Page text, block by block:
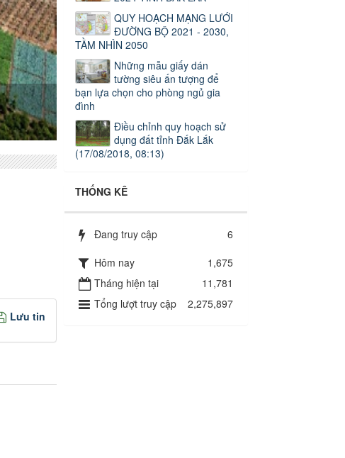
Lưu tin
QUY HOẠCH MẠNG LƯỚI
ĐƯỜNG BỘ 2021 - 2030,
TẦM NHÌN 2050
Những mẫu giấy dán
tường siêu ấn tượng để
bạn lựa chọn cho phòng ngủ gia
đình
Điều chỉnh quy hoạch sử
dụng đất tỉnh Đắk Lắk
(17/08/2018, 08:13)
THỐNG KÊ
Đang truy cập
6
Hôm nay
1,675
Tháng hiện tại
11,781
Tổng lượt truy cập
2,275,897